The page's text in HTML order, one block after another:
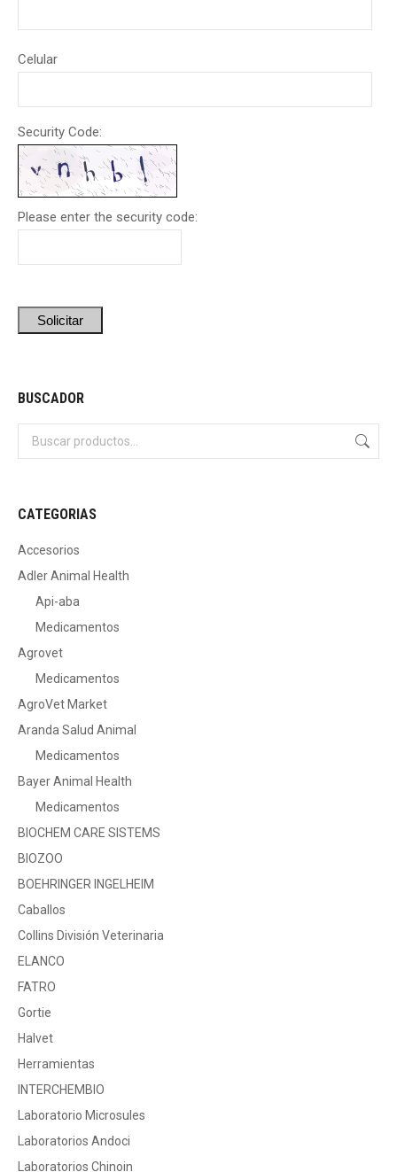
Celular
Security Code:
Please enter the security code:
Solicitar
BUSCADOR
CATEGORIAS
Accesorios
Adler Animal Health
Api-aba
Medicamentos
Agrovet
Medicamentos
AgroVet Market
Aranda Salud Animal
Medicamentos
Bayer Animal Health
Medicamentos
BIOCHEM CARE SISTEMS
BIOZOO
BOEHRINGER INGELHEIM
Caballos
Collins División Veterinaria
ELANCO
FATRO
Gortie
Halvet
Herramientas
INTERCHEMBIO
Laboratorio Microsules
Laboratorios Andoci
Laboratorios Chinoin